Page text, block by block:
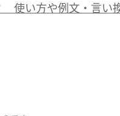
使い方や例文・言い